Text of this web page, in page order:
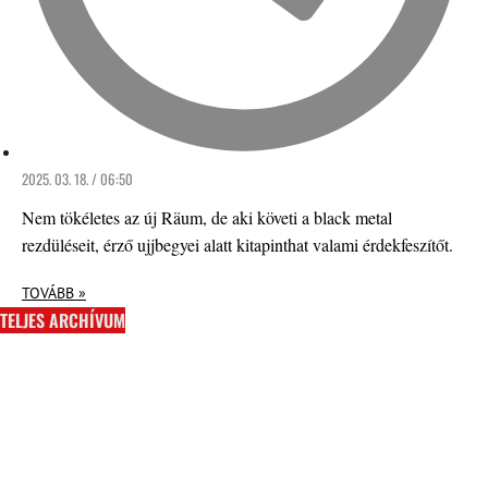
2025. 03. 18. / 06:50
Nem tökéletes az új Räum, de aki követi a black metal
rezdüléseit, érző ujjbegyei alatt kitapinthat valami érdekfeszítőt.
TOVÁBB »
TELJES ARCHÍVUM